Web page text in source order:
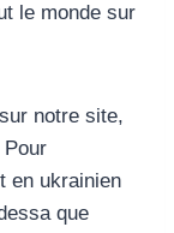
le monde sur
notre site,
en ukrainien
que